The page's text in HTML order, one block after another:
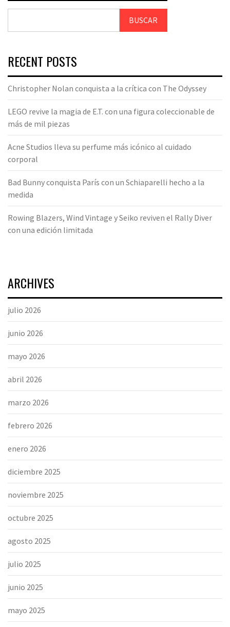
BUSCAR
RECENT POSTS
Christopher Nolan conquista a la crítica con The Odyssey
LEGO revive la magia de E.T. con una figura coleccionable de
más de mil piezas
Acne Studios lleva su perfume más icónico al cuidado
corporal
Bad Bunny conquista París con un Schiaparelli hecho a la
medida
Rowing Blazers, Wind Vintage y Seiko reviven el Rally Diver
con una edición limitada
ARCHIVES
julio 2026
junio 2026
mayo 2026
abril 2026
marzo 2026
febrero 2026
enero 2026
diciembre 2025
noviembre 2025
octubre 2025
agosto 2025
julio 2025
junio 2025
mayo 2025